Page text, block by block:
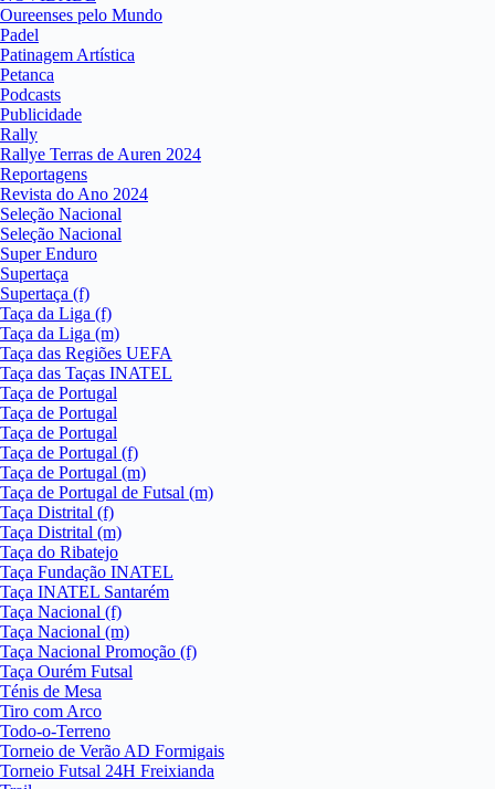
Oureenses pelo Mundo
Padel
Patinagem Artística
Petanca
Podcasts
Publicidade
Rally
Rallye Terras de Auren 2024
Reportagens
Revista do Ano 2024
Seleção Nacional
Seleção Nacional
Super Enduro
Supertaça
Supertaça (f)
Taça da Liga (f)
Taça da Liga (m)
Taça das Regiões UEFA
Taça das Taças INATEL
Taça de Portugal
Taça de Portugal
Taça de Portugal
Taça de Portugal (f)
Taça de Portugal (m)
Taça de Portugal de Futsal (m)
Taça Distrital (f)
Taça Distrital (m)
Taça do Ribatejo
Taça Fundação INATEL
Taça INATEL Santarém
Taça Nacional (f)
Taça Nacional (m)
Taça Nacional Promoção (f)
Taça Ourém Futsal
Ténis de Mesa
Tiro com Arco
Todo-o-Terreno
Torneio de Verão AD Formigais
Torneio Futsal 24H Freixianda